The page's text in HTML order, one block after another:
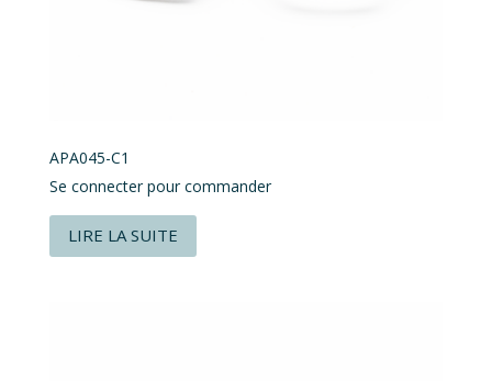
APA045-C1
Se connecter pour commander
LIRE LA SUITE